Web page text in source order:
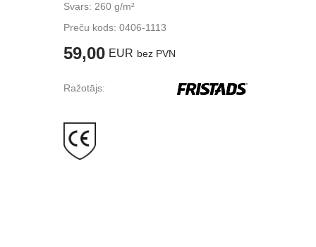
Svars: 260 g/m²
Preču kods: 0406-1113
59,00 EUR bez PVN
Ražotājs: